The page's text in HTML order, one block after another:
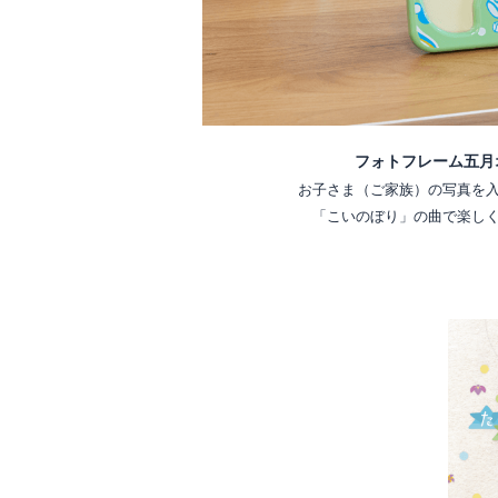
フォトフレーム五
お子さま（ご家族）の写真を
「こいのぼり」の曲で楽し